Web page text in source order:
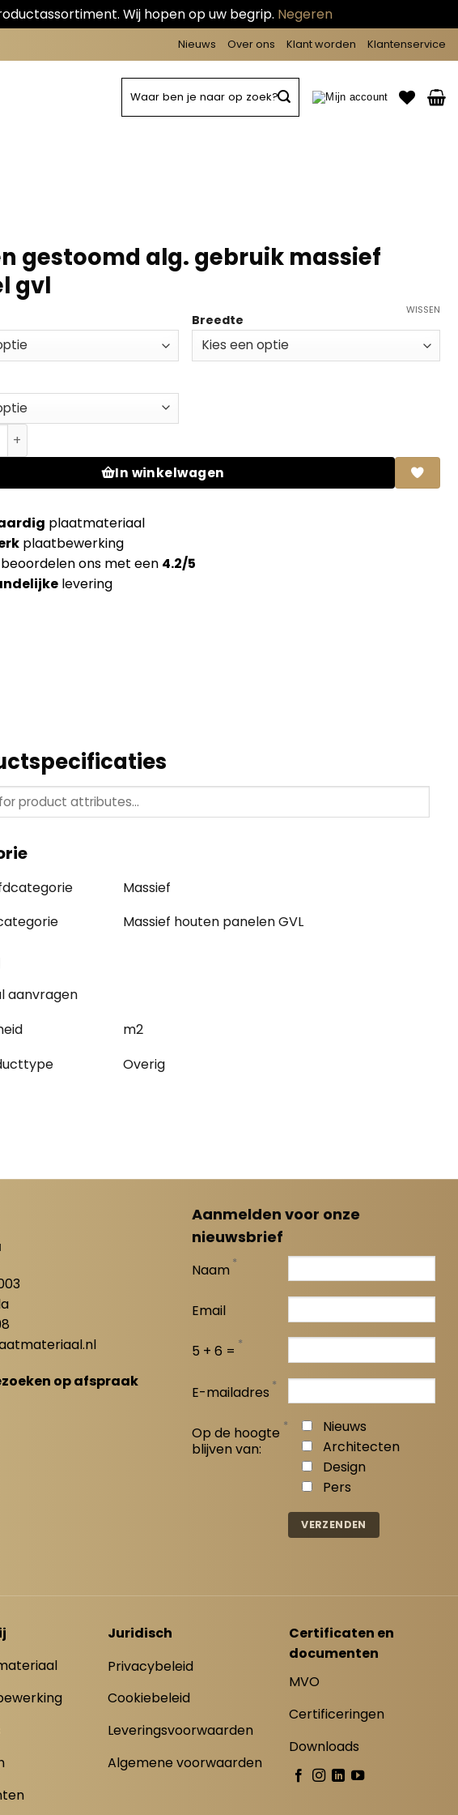
Wij hopen op uw begrip. Negeren
Nieuws Over ons Klant worden Klantenservice
naar:
gestoomd alg. gebruik massief
gvl
Breedte
WISSEN
alg. gebruik massief paneel gvl aantal
In winkelwagen
plaatmateriaal
plaatbewerking
ons met een 4.2/5
levering
Massief
Massief houten panelen GVL
aanvragen
m2
Overig
op afspraak
Aanmelden voor onze
nieuwsbrief
Naam *
Email
5 + 6 = *
E-mailadres *
Op de hoogte
blijven van:
*
Nieuws
Architecten
Design
Pers
Juridisch
Privacybeleid
Cookiebeleid
Leveringsvoorwaarden
Algemene voorwaarden
Certificaten en
documenten
MVO
Certificeringen
Downloads